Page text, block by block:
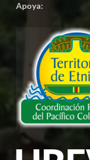
Apoya: